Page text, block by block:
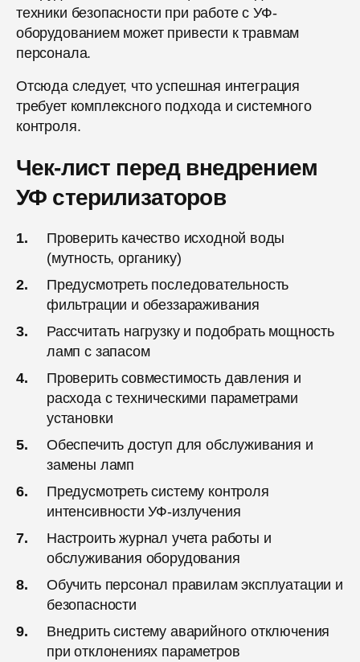
техники безопасности при работе с УФ-
оборудованием может привести к травмам
персонала.
Отсюда следует, что успешная интеграция
требует комплексного подхода и системного
контроля.
Чек-лист перед внедрением
УФ стерилизаторов
Проверить качество исходной воды
(мутность, органику)
Предусмотреть последовательность
фильтрации и обеззараживания
Рассчитать нагрузку и подобрать мощность
ламп с запасом
Проверить совместимость давления и
расхода с техническими параметрами
установки
Обеспечить доступ для обслуживания и
замены ламп
Предусмотреть систему контроля
интенсивности УФ-излучения
Настроить журнал учета работы и
обслуживания оборудования
Обучить персонал правилам эксплуатации и
безопасности
Внедрить систему аварийного отключения
при отклонениях параметров